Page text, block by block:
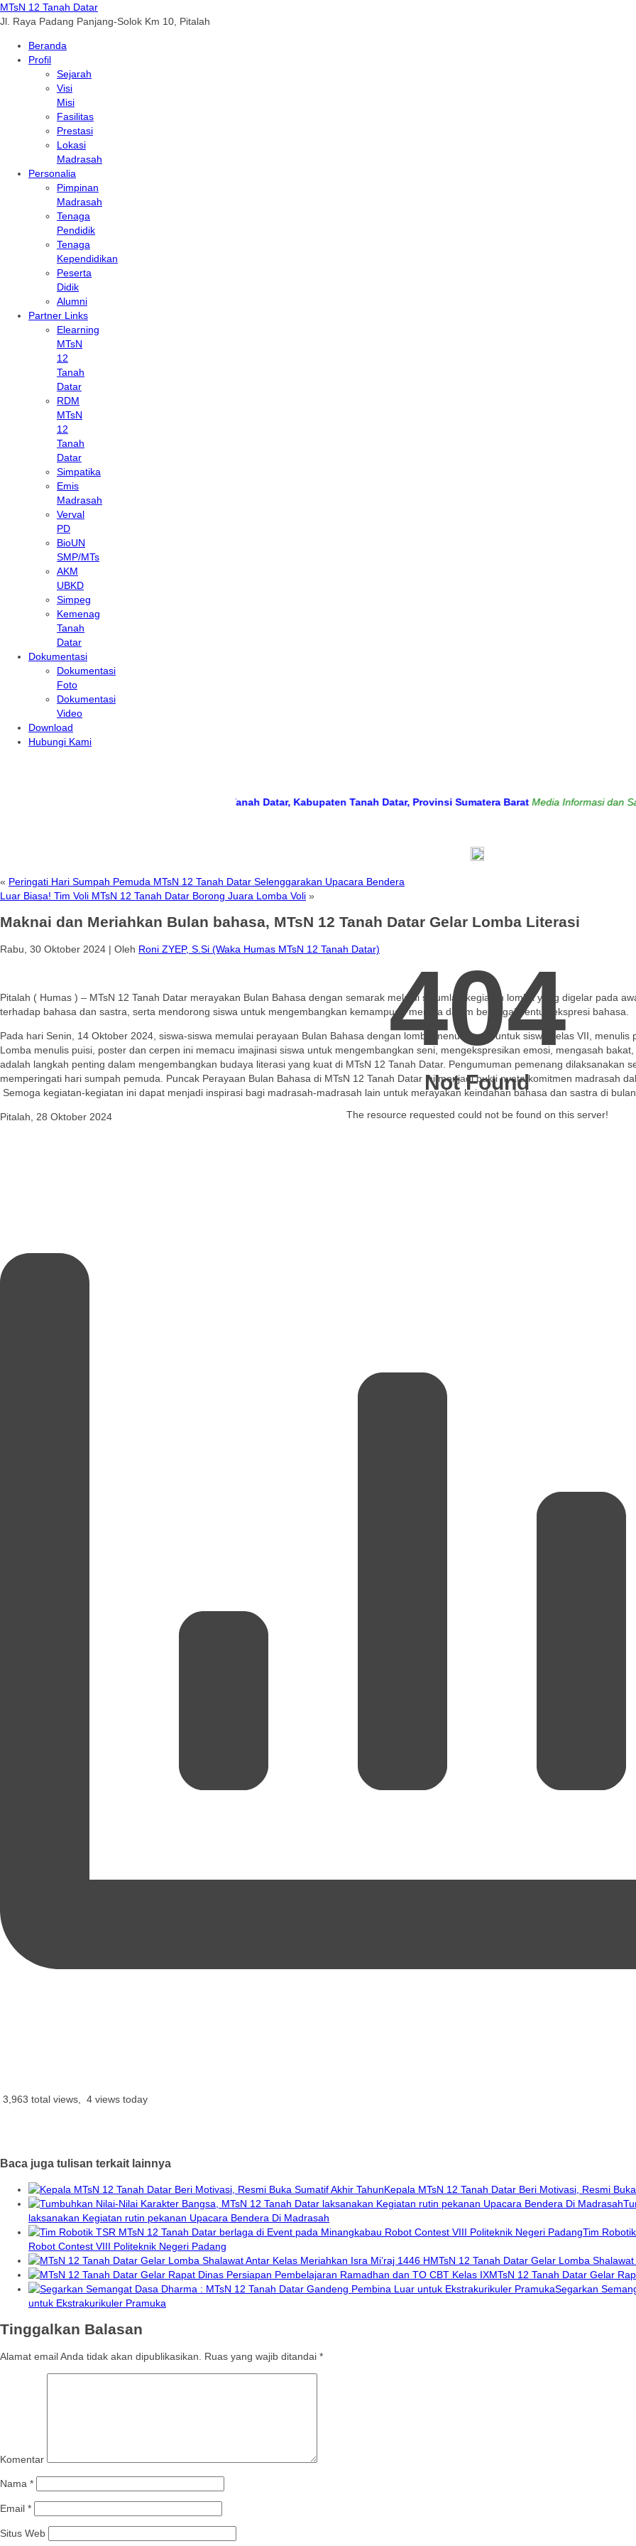
MTsN 12 Tanah Datar
Jl. Raya Padang Panjang-Solok Km 10, Pitalah
Beranda
Profil
Sejarah
Visi
Misi
Fasilitas
Prestasi
Lokasi
Madrasah
Personalia
Pimpinan
Madrasah
Tenaga
Pendidik
Tenaga
Kependidikan
Peserta
Didik
Alumni
Partner Links
Elearning
MTsN
12
Tanah
Datar
RDM
MTsN
12
Tanah
Datar
Simpatika
Emis
Madrasah
Verval
PD
BioUN
SMP/MTs
AKM
UBKD
Simpeg
Kemenag
Tanah
Datar
Dokumentasi
Dokumentasi
Foto
Dokumentasi
Video
Download
Hubungi Kami
MTs Negeri 12 Tanah Datar, Kabupaten Tanah Datar, Provinsi Sumatera Barat Media Informasi dan Sarana
« Peringati Hari Sumpah Pemuda MTsN 12 Tanah Datar Selenggarakan Upacara Bendera
Luar Biasa! Tim Voli MTsN 12 Tanah Datar Borong Juara Lomba Voli »
Maknai dan Meriahkan Bulan bahasa, MTsN 12 Tanah Datar Gelar Lomba Literasi
Rabu, 30 Oktober 2024 | Oleh Roni ZYEP, S.Si (Waka Humas MTsN 12 Tanah Datar)
Pitalah ( Humas ) – MTsN 12 Tanah Datar merayakan Bulan Bahasa dengan semarak melalui sejumlah kegiatan lomba yang digelar pada
terhadap bahasa dan sastra, serta mendorong siswa untuk mengembangkan kemampuan mereka dalam berbagai bentuk ekspresi bahasa.
Pada hari Senin, 14 Oktober 2024, siswa-siswa memulai perayaan Bulan Bahasa dengan lomba menulis puisi untuk siswa kelas VII,
Lomba menulis puisi, poster dan cerpen ini memacu imajinasi siswa untuk mengembangkan seni, mengekspresikan emosi, mengasah
adalah langkah penting dalam mengembangkan budaya literasi yang kuat di MTsN 12 Tanah Datar. Pengumuman pemenang dilaksanakan
memperingati hari sumpah pemuda. Puncak Perayaan Bulan Bahasa di MTsN 12 Tanah Datar ini menjadi bukti nyata komitmen madrasah
Semoga kegiatan-kegiatan ini dapat menjadi inspirasi bagi madrasah-madrasah lain untuk merayakan keindahan bahasa dan sastra di
Pitalah, 28 Oktober 2024
3,963 total views, 4 views today
Baca juga tulisan terkait lainnya
Kepala MTsN 12 Tanah Datar Beri Motivasi, Resmi
laksanakan Kegiatan rutin pekanan Upacara Bendera Di Madrasah
Tim
Robot Contest VIII Politeknik Negeri Padang
MTsN 12 Tanah Datar Gelar Lomba
MTsN 12 Tanah Datar Gelar
Segarkan
untuk Ekstrakurikuler Pramuka
Tinggalkan Balasan
Alamat email Anda tidak akan dipublikasikan. Ruas yang wajib ditandai *
Komentar
Nama *
Email *
Situs Web
404
Not Found
The resource requested could not be found on this server!